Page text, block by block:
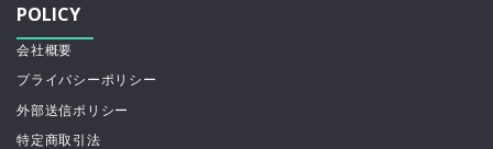
POLICY
会社概要
プライバシーポリシー
外部送信ポリシー
特定商取引法